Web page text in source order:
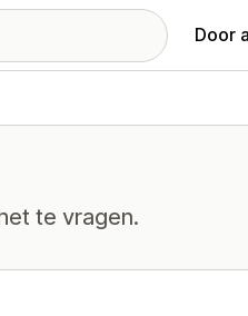
Door
te vragen.